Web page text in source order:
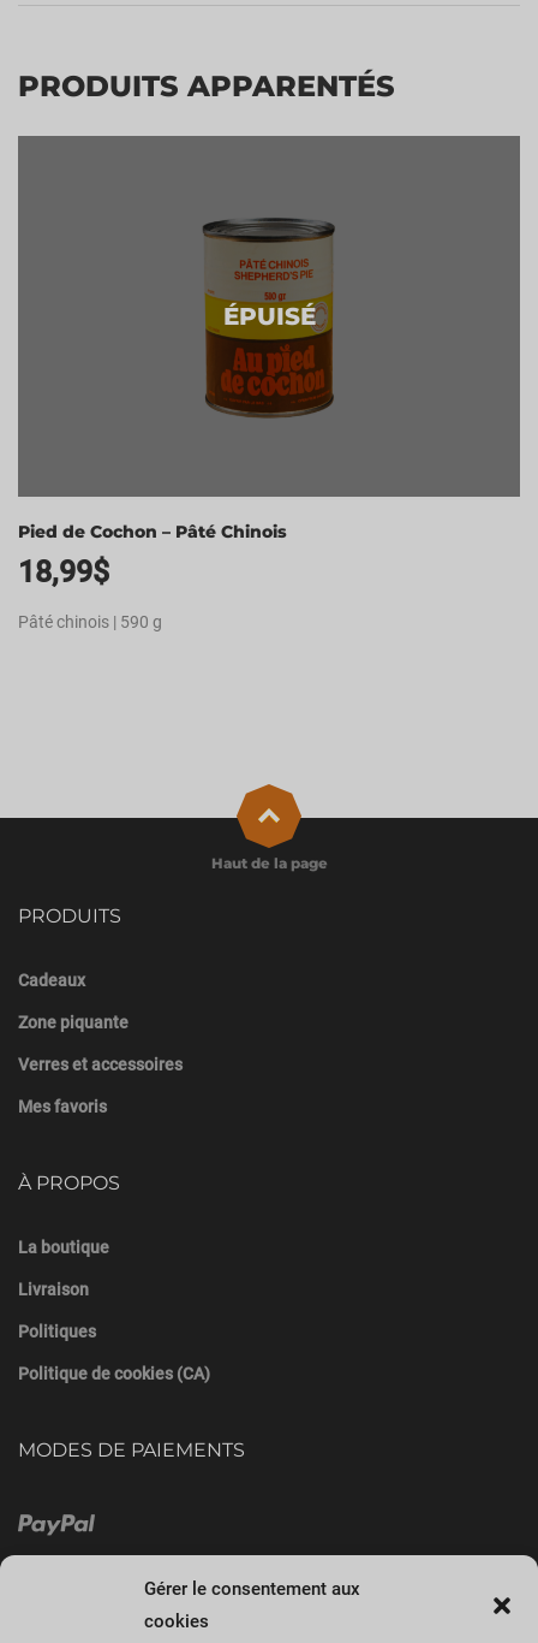
Gérer le consentement aux
cookies
PRODUITS APPARENTÉS
ÉPUISÉ
Pied de Cochon – Pâté Chinois
18,99$
Pâté chinois | 590 g
PRODUITS
Cadeaux
Zone piquante
Verres et accessoires
Mes favoris
À PROPOS
La boutique
Livraison
Politiques
Politique de cookies (CA)
MODES DE PAIEMENTS
Haut de la page